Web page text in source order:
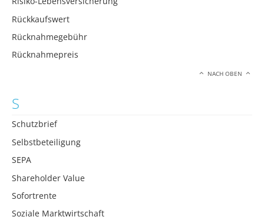
Rückkaufswert
Rücknahmegebühr
Rücknahmepreis
NACH OBEN
S
Schutzbrief
Selbstbeteiligung
SEPA
Shareholder Value
Sofortrente
Soziale Marktwirtschaft